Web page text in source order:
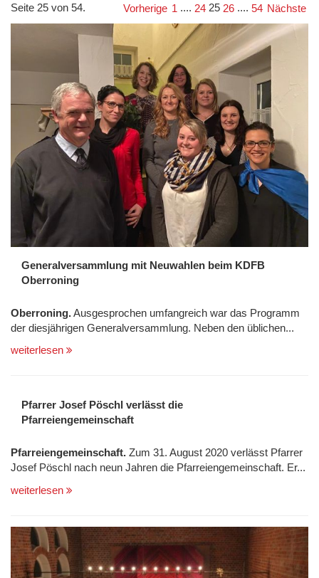
Seite 25 von 54. Vorherige 1 .... 24 25 26 .... 54 Nächste
Generalversammlung mit Neuwahlen beim KDFB
Oberroning
Oberroning.Ausgesprochen umfangreich war das Programm
der diesjährigen Generalversammlung. Neben den üblichen...
weiterlesen
Pfarrer Josef Pöschl verlässt die
Pfarreiengemeinschaft
Pfarreiengemeinschaft. Zum 31. August 2020 verlässt Pfarrer
Josef Pöschl nach neun Jahren die Pfarreiengemeinschaft. Er...
weiterlesen